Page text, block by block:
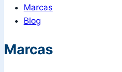
Marcas
Blog
Marcas